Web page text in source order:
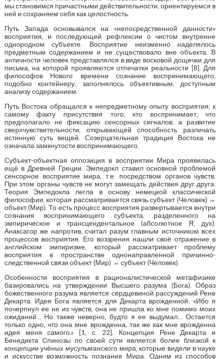
мы становимся причастными действительности, ориентируемся в
ней и сохраняем себя как целостность.
Путь Запада основывался на «непосредственной данности»
восприятия, и последующей рефлексии о чистом внутренне
однородном субъекте. Восприятие неизменно наделялось
предметным содержанием и не существовало вне объекта. В
античности человек представлялся в виде восковой дощечки для
письма, на которой проявляются отпечатки реальности [8]. Для
философов Нового времени сознание воспринимающего,
подобно контейнеру, заполнялось объективным, доступным
анализу содержанием.
Путь Востока обращался к непредметному опыту восприятия, к
самому факту присутствия того, кто воспринимает, что
предполагало не фиксацию сенсорных сигналов, а развитие
сверхчувствительности, открывающей способность различать
истинную суть вещей. Созерцательная традиция Востока не
означала замкнутости воспринимающего.
Субъект-объектная оппозиция в восприятии Мира проявилась
ещё в Древней Греции. Эмпедокл ставил основной проблемой
сенсорное восприятие мира, т.е. посредством органов чувств.
При этом органы чувств не могут замещать действия друг друга.
Теория Эмпедокла легла в основу немецкой классической
философии, которая рассматривается связь субъект (Человек) →
объект (Мир). То есть процесс восприятия развертывается внутри
сознания воспринимающего субъекта, разделенного на
эмпирическое и трансцендентальное (абсолютное Я, дух).
Анаксагор же напротив, считал разум главным источником всех
процессов восприятия. Его воззрения нашли своё отражение в
английском эмпиризме, который рассматривает проблему
восприятия в пространстве однонаправленной причинно-
следственной связи объект (Мир) → субъект (Человек).
Особенности восприятия в рационалистической метафизике
базировались на утверждении Высшего разума (Бога). Образ
божественного разума является сердцевиной рассуждений Рене
Декарта. Идея Бога является для Декарта врожденной: «Ибо я
почерпнул ее не из чувств, она не пришла ко мне помимо моих
ожиданий… Но также неверно, будто я ее выдумал… Остается
только одно, что она мне врожденна, так же как мне врожденна
идея меня самого.» [1, с. 22]. Концепция Рене Декарта и
Бенедикта Спинозы по своей сути является более близкой к
концепции учёных мусульманского мира, которые видели в науке
и искусстве возможность познания Мира. Одним из способов